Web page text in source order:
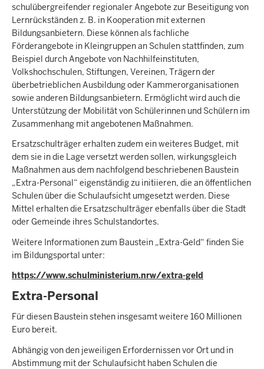
schulübergreifender regionaler Angebote zur Beseitigung von
Lernrückständen z. B. in Kooperation mit externen
Bildungsanbietern. Diese können als fachliche
Förderangebote in Kleingruppen an Schulen stattfinden, zum
Beispiel durch Angebote von Nachhilfeinstituten,
Volkshochschulen, Stiftungen, Vereinen, Trägern der
überbetrieblichen Ausbildung oder Kammerorganisationen
sowie anderen Bildungsanbietern. Ermöglicht wird auch die
Unterstützung der Mobilität von Schülerinnen und Schülern im
Zusammenhang mit angebotenen Maßnahmen.
Ersatzschulträger erhalten zudem ein weiteres Budget, mit
dem sie in die Lage versetzt werden sollen, wirkungsgleich
Maßnahmen aus dem nachfolgend beschriebenen Baustein
„Extra-Personal“ eigenständig zu initiieren, die an öffentlichen
Schulen über die Schulaufsicht umgesetzt werden. Diese
Mittel erhalten die Ersatzschulträger ebenfalls über die Stadt
oder Gemeinde ihres Schulstandortes.
Weitere Informationen zum Baustein „Extra-Geld“ finden Sie
im Bildungsportal unter:
https://www.schulministerium.nrw/extra-geld
Extra-Personal
Für diesen Baustein stehen insgesamt weitere 160 Millionen
Euro bereit.
Abhängig von den jeweiligen Erfordernissen vor Ort und in
Abstimmung mit der Schulaufsicht haben Schulen die